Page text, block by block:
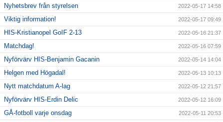
Nyhetsbrev från styrelsen 2022-05-17 14:58
Viktig information! 2022-05-17 09:49
HIS-Kristianopel GoIF 2-13 2022-05-16 21:37
Matchdag! 2022-05-16 07:59
Nyförvärv HIS-Benjamin Gacanin 2022-05-14 14:04
Helgen med Högadal! 2022-05-13 10:13
Nytt matchdatum A-lag 2022-05-12 21:57
Nyförvärv HIS-Erdin Delic 2022-05-12 16:09
GÅ-fotboll varje onsdag 2022-05-11 20:53